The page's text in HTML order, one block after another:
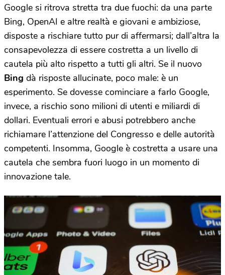
Google si ritrova stretta tra due fuochi: da una parte
Bing, OpenAI e altre realtà e giovani e ambiziose,
disposte a rischiare tutto pur di affermarsi; dall’altra la
consapevolezza di essere costretta a un livello di
cautela più alto rispetto a tutti gli altri. Se il nuovo
Bing dà risposte allucinate, poco male: è un
esperimento. Se dovesse cominciare a farlo Google,
invece, a rischio sono milioni di utenti e miliardi di
dollari. Eventuali errori e abusi potrebbero anche
richiamare l’attenzione del Congresso e delle autorità
competenti. Insomma, Google è costretta a usare una
cautela che sembra fuori luogo in un momento di
innovazione tale.